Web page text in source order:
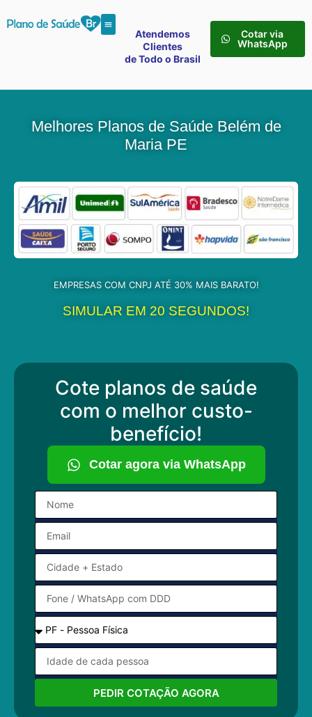
Atendemos
Clientes
de Todo o Brasil
Cotar via
WhatsApp
Melhores Planos de Saúde Belém de
Maria PE
EMPRESAS COM CNPJ ATÉ 30% MAIS BARATO!
SIMULAR EM 20 SEGUNDOS!
Cote planos de saúde
com o melhor custo-
benefício!
Cotar agora via WhatsApp
PEDIR COTAÇÃO AGORA